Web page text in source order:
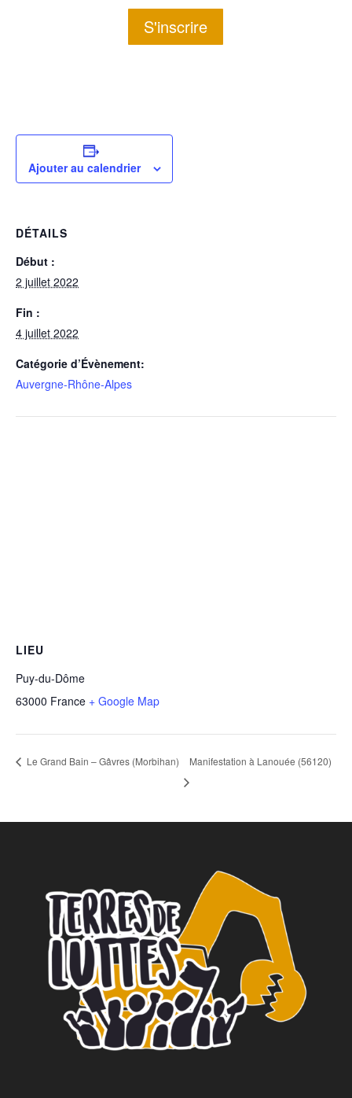
S'inscrire
Ajouter au calendrier
DÉTAILS
Début :
2 juillet 2022
Fin :
4 juillet 2022
Catégorie d’Évènement:
Auvergne-Rhône-Alpes
LIEU
Puy-du-Dôme
63000 France + Google Map
Le Grand Bain – Gâvres (Morbihan) Manifestation à Lanouée (56120)